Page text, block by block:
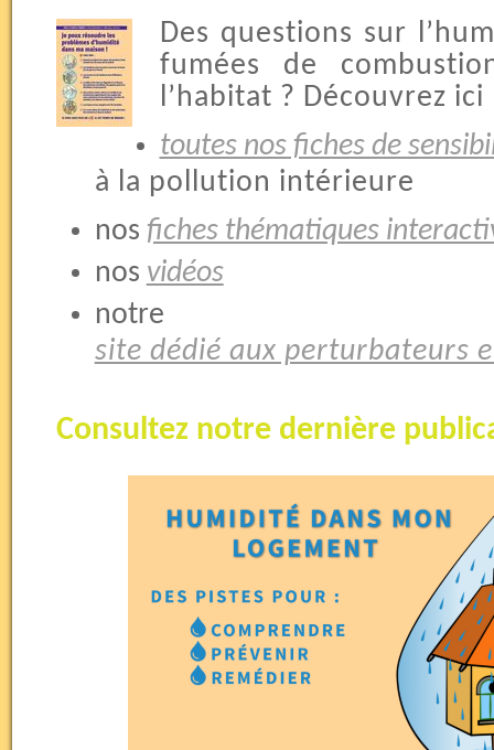
Des questions sur
fumées de
l’habitat ? Découvrez ici
toutes nos fiches de
à la pollution intérieure
nos fiches thématiques
nos vidéos
notre
site dédié aux perturbateurs
Consultez notre dernière